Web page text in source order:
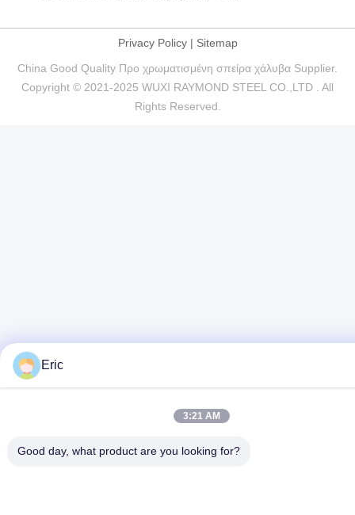
Privacy Policy| Sitemap
China Good Quality Προ χρωματισμένη σπείρα χάλυβα Supplier.
Copyright © 2021-2025 WUXI RAYMOND STEEL CO.,LTD . All
Rights Reserved.
Eric
3:21 AM
Good day, what product are you looking for?